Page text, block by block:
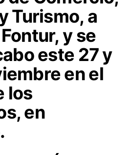
Turismo, a
y se
este 27 y
en el
los
en